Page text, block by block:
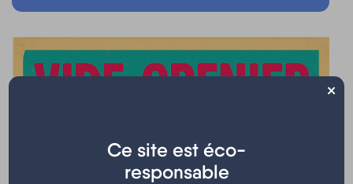
Ce site est éco-
responsable
×